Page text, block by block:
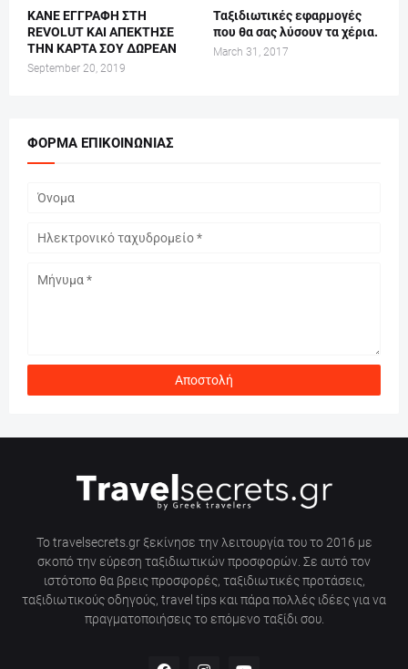
ΚΑΝΕ ΕΓΓΡΑΦΗ ΣΤΗ
REVOLUT ΚΑΙ ΑΠΕΚΤΗΣΕ
ΤΗΝ ΚΑΡΤΑ ΣΟΥ ΔΩΡΕΑΝ
September 20, 2019
Ταξιδιωτικές εφαρμογές
που θα σας λύσουν τα χέρια.
March 31, 2017
ΦΌΡΜΑ ΕΠΙΚΟΙΝΩΝΊΑΣ
Το travelsecrets.gr ξεκίνησε την λειτουργία του το 2016 με
σκοπό την εύρεση ταξιδιωτικών προσφορών. Σε αυτό τον
ιστότοπο θα βρεις προσφορές, ταξιδιωτικές προτάσεις,
ταξιδιωτικούς οδηγούς, travel tips και πάρα πολλές ιδέες για να
πραγματοποιήσεις το επόμενο ταξίδι σου.